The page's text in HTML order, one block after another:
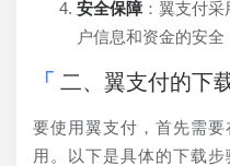
安全保障 ：翼支付
户信息和资金的安全
二、翼支付的下
要使用翼支付，首先需
用。以下是具体的下载步